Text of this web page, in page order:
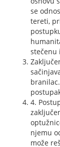
se
tereti,
stečenu
4.
njemu
može